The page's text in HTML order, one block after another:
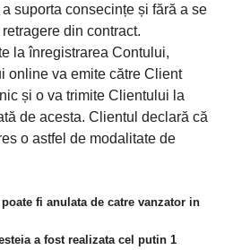
suporta consecințe și fără a se
din contract.
la înregistrarea Contului,
online va emite către Client
și o va trimite Clientului la
de acesta. Clientul declară că
o astfel de modalitate de
fi anulata de catre vanzator in
a fost realizata cel putin 1